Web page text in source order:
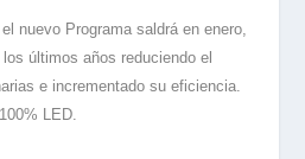
nuevo Programa saldrá en enero,
últimos años reduciendo el
e incrementado su eficiencia.
LED.